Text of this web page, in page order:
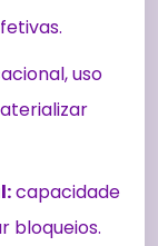
uso
capacidade
bloqueios.